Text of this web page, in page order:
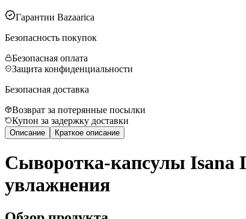
Гарантии Bazaarica
Безопасность покупок
Безопасная оплата
Защита конфиденциальности
Безопасная доставка
Возврат за потерянные посылки
Купон за задержку доставки
Описание Краткое описание
Сыворотка-капсулы Isana
увлажнения